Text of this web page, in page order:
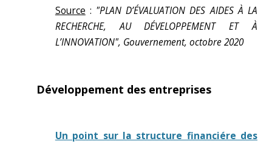
Source : "PLAN D’ÉVALUATION DES AIDES À LA
RECHERCHE, AU DÉVELOPPEMENT ET À
L’INNOVATION", Gouvernement, octobre 2020
Développement des entreprises
Un point sur la structure financiére des